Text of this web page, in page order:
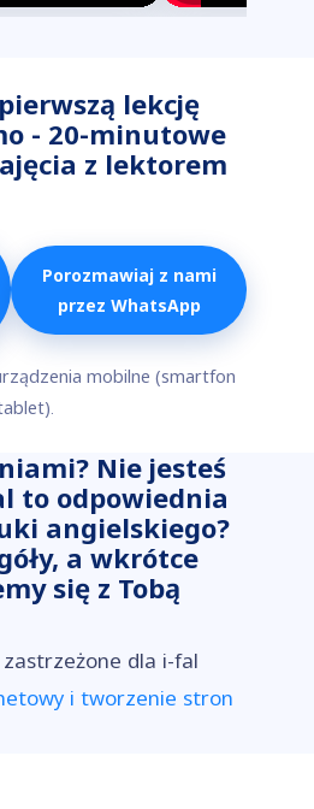
lekcję
- 20-minutowe
z lektorem
Porozmawiaj z nami
przez WhatsApp
mobilne (smartfon
Nie jesteś
to odpowiednia
angielskiego?
a wkrótce
się z Tobą
dla i-fal
i tworzenie stron